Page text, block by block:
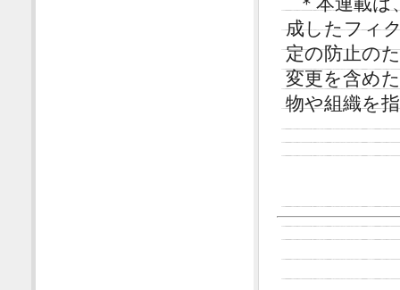
成したフィ
定の防止の
変更を含め
物や組織を